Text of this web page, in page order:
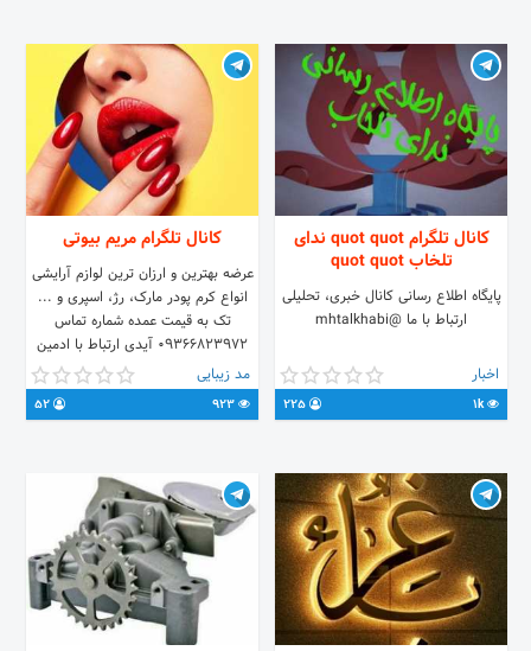
#آموزش_خرید_ارزدیجیتال
#آموزش_فروش_ارزدیجیتال
#سیگنال_طلا_نفت
کانال تلگرام quot quot ندای
تلخاب quot quot
پایگاه اطلاع رسانی کانال خبری، تحلیلی
ارتباط با ما @mhtalkhabi
اخبار
1k
کانال تلگرام مریم بیوتی
عرضه بهترین و ارزان ترین لوازم آرایشی
انواع کرم پودر مارک، رژ، اسپری و ...
تک به قیمت عمده شماره تماس
۰۹۳۶۶۸۲۳۹۷۲ آیدی ارتباط با ادمین
Marry1365@ لینک کانال در تلگرام
t.me/marrybesuty
مد زیبایی